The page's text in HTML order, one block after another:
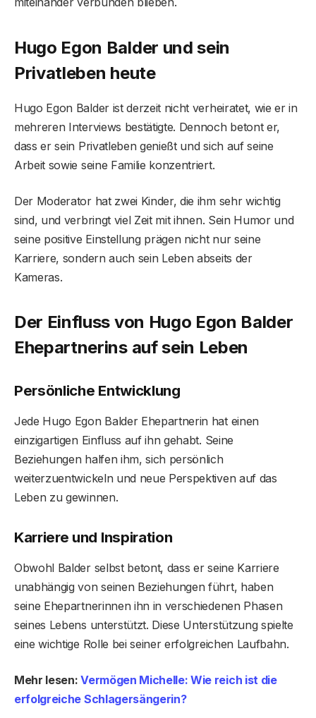
Hugo Egon Balder und sein
Privatleben heute
Hugo Egon Balder ist derzeit nicht verheiratet, wie er in
mehreren Interviews bestätigte. Dennoch betont er,
dass er sein Privatleben genießt und sich auf seine
Arbeit sowie seine Familie konzentriert.
Der Moderator hat zwei Kinder, die ihm sehr wichtig
sind, und verbringt viel Zeit mit ihnen. Sein Humor und
seine positive Einstellung prägen nicht nur seine
Karriere, sondern auch sein Leben abseits der
Kameras.
Der Einfluss von Hugo Egon Balder
Ehepartnerins auf sein Leben
Persönliche Entwicklung
Jede Hugo Egon Balder Ehepartnerin hat einen
einzigartigen Einfluss auf ihn gehabt. Seine
Beziehungen halfen ihm, sich persönlich
weiterzuentwickeln und neue Perspektiven auf das
Leben zu gewinnen.
Karriere und Inspiration
Obwohl Balder selbst betont, dass er seine Karriere
unabhängig von seinen Beziehungen führt, haben
seine Ehepartnerinnen ihn in verschiedenen Phasen
seines Lebens unterstützt. Diese Unterstützung spielte
eine wichtige Rolle bei seiner erfolgreichen Laufbahn.
Mehr lesen:Vermögen Michelle: Wie reich ist die
erfolgreiche Schlagersängerin?